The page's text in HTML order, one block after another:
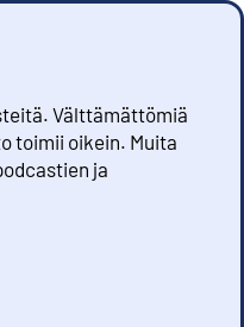
Välttämättömiä
toimii oikein. Muita
ja